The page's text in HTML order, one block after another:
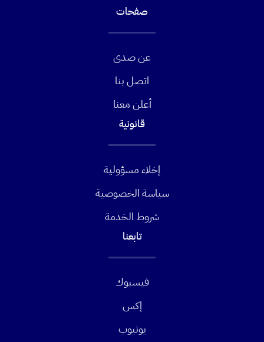
صفحات
عن صدى
اتصل بنا
أعلن معنا
قانونية
إخلاء مسؤولية
سياسة الخصوصية
شروط الخدمة
تابعنا
فيسبوك
إكس
يوتيوب